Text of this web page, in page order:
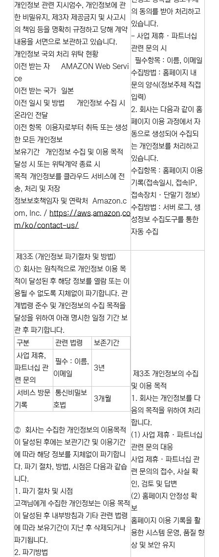
개인정보 관련 지시엄수, 개인정보에 관
한 비밀유지, 제3자 제공금지 및 사고시
의 책임 등을 명확히 규정하고 당해 계약
내용을 서면으로 보관하고 있습니다.
개인정보 국외 처리 위탁 현황
이전 받는 자
AMAZON Web Servi
ce
이전 받는 국가
일본
이전 일시 및 방법
개인정보 수집 시
온라인 전달
이전 항목 이용자로부터 취득 또는 생성
한 모든 개인정보
보유기간
개인정보 수집 및 이용 목적
달성 시 또는 위탁계약 종료 시
목적 개인정보를 클라우드 서비스에 전
송, 처리 및 저장
정보보호책임자 및 연락처
Amazon.c
om, Inc. / https://aws.amazon.co
m/ko/contact-us/
의 동의를 받아 처리하고
있습니다.
- 사업 제휴 · 파트너십
관련 문의 시
필수항목 : 이름, 이메일
수집방법 : 홈페이지 내
문의 양식(정보주체 직접
입력)
2. 회사는 다음과 같이 홈
페이지 이용 과정에서 자
동으로 생성되어 수집되
는 개인정보를 처리하고
있습니다.
수집항목 : 홈페이지 이용
기록(접속일시, 접속IP,
접속장치 · 단말기 정보)
수집방법 : 서버 로그, 생
성정보 수집도구를 통한
자동 수집
제3조 (개인정보 파기절차 및 방법)
① 회사는 원칙적으로 개인정보 이용 목
적이 달성된 후 해당 정보를 열람 또는 이
용될 수 없도록 지체없이 파기합니다. 관
계법령 준수 및 개인정보의 수집 목적을
달성을 위하여 아래 명시한 일정 기간 보
관 후 파기합니다.
구분
관련 법령
보존기간
사업 제휴,
파트너십 관
련 문의
필수 : 이름,
이메일
3년
서비스 방문
기록
통신비밀보
호법
3개월
② 회사는 수집한 개인정보의 이용목적
이 달성된 후에는 보관기간 및 이용기간
에 따라 해당 정보를 지체없이 파기합니
다. 파기 절차, 방법, 시점은 다음과 같습
니다.
1. 파기 절차 및 시점
고객님에게 수집한 개인정보는 이용 목적
이 달성된 후 내부방침과 기타 관련 법령
에 따라 보유기간이 지난 후 삭제되거나
파기됩니다.
2. 파기방법
제3조 개인정보의 수집
및 이용 목적
1. 회사는 개인정보를 다
음의 목적을 위하여 처리
합니다.
(1) 사업 제휴 · 파트너십
관련 문의 대응
사업 제휴 · 파트너십 관
련 문의의 접수, 사실 확
인, 검토 및 답변
(2) 홈페이지 안정성 확
보
홈페이지 이용 기록을 활
용한 시스템 운영, 품질 향
상 및 보안 유지